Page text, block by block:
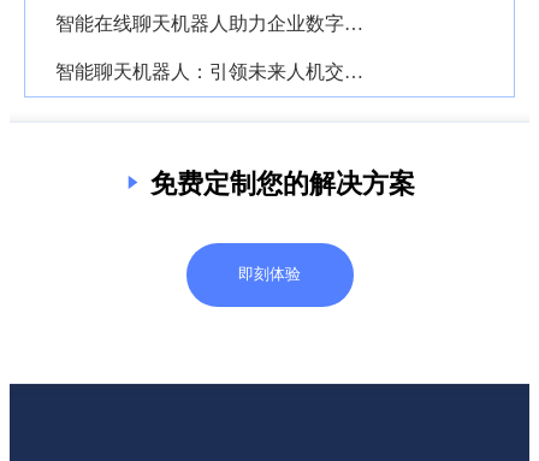
智能在线聊天机器人助力企业数字化转型的创新路径
智能聊天机器人：引领未来人机交互的创新力量
免费定制您的解决方案
即刻体验